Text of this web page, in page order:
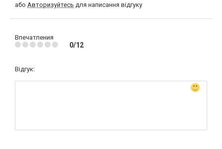
або Авторизуйтесь для написання відгуку
Впечатления
0/12
Відгук: